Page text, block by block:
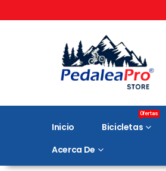
Inicio Bicicletas
Ofertas
Acerca De